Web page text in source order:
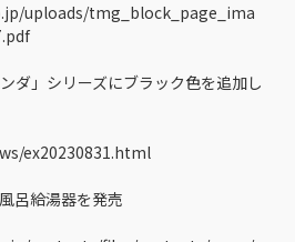
uploads/tmg_block_page_ima
ダ」シリーズにブラック色を追加し
ex20230831.html
呂給湯器を発売